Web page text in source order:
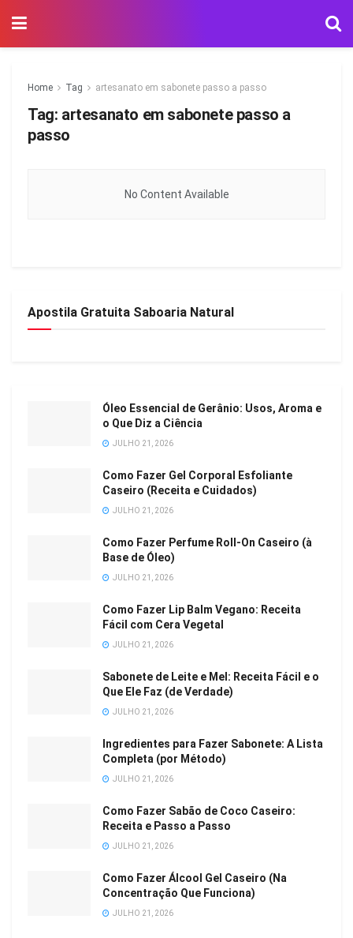
Home Tag artesanato em sabonete passo a passo
Tag: artesanato em sabonete passo a
passo
No Content Available
Apostila Gratuita Saboaria Natural
Óleo Essencial de Gerânio: Usos, Aroma e
o Que Diz a Ciência
JULHO 21, 2026
Como Fazer Gel Corporal Esfoliante
Caseiro (Receita e Cuidados)
JULHO 21, 2026
Como Fazer Perfume Roll-On Caseiro (à
Base de Óleo)
JULHO 21, 2026
Como Fazer Lip Balm Vegano: Receita
Fácil com Cera Vegetal
JULHO 21, 2026
Sabonete de Leite e Mel: Receita Fácil e o
Que Ele Faz (de Verdade)
JULHO 21, 2026
Ingredientes para Fazer Sabonete: A Lista
Completa (por Método)
JULHO 21, 2026
Como Fazer Sabão de Coco Caseiro:
Receita e Passo a Passo
JULHO 21, 2026
Como Fazer Álcool Gel Caseiro (Na
Concentração Que Funciona)
JULHO 21, 2026